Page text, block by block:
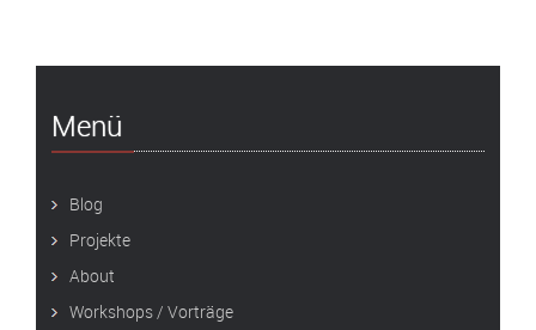
Menü
Blog
Projekte
About
Workshops / Vorträge